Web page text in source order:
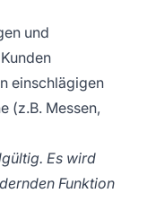
und
einschlägigen
(z.B. Messen,
Es wird
Funktion